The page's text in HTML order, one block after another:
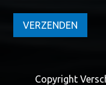
VERZENDEN
Copyright